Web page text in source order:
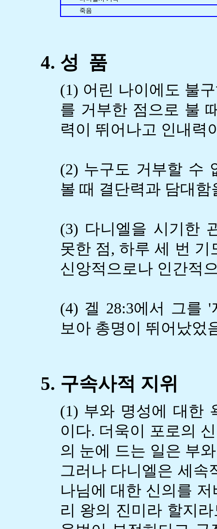
죽음
4. 성 품
(1) 어린 나이에도 불
를 거부한 점으로 불
력이 뛰어나고 인내력
(2) 누구도 거부할 수
볼 때 결단력과 담대함
(3) 다니엘을 시기한
못한 점, 하루 세 번
신앙적으로나 인간적
(4) 겔 28:3에서 그를
보아 총명이 뛰어났었
5. 구속사적 지위
(1) 부와 명성에 대한
이다. 더욱이 포로의
의 눈에 드는 일은 부
그러나 다니엘은 세속
나님에 대한 신의를
리 왕의 진미라 할지